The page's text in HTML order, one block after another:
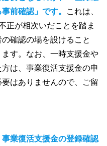
前確認」です。
これは、
正が相次いだことを踏ま
確認の場を設けること
す。なお、一時支援金や
は、事業復活支援金の申
はありませんので、ご留
業復活支援金の登録確認